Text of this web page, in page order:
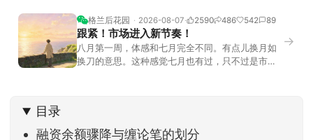
格兰后花园 2026-08-07 2590 486 542 89
跟紧！市场进入新节奏！
八月第一周，体感和七月完全不同。有点儿换月如
换刀的意思。这种感觉七月也有过，只不过是市场
家感受到了春天般的暖风。指数涨了百点，交易额
→
目录
融资余额骤降与缠论笔的划分